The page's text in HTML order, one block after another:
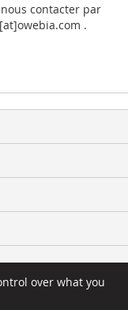
contacter par
.
over what you